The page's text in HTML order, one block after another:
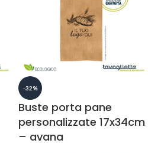
-32%
Buste porta pane
personalizzate 17x34cm
– avana